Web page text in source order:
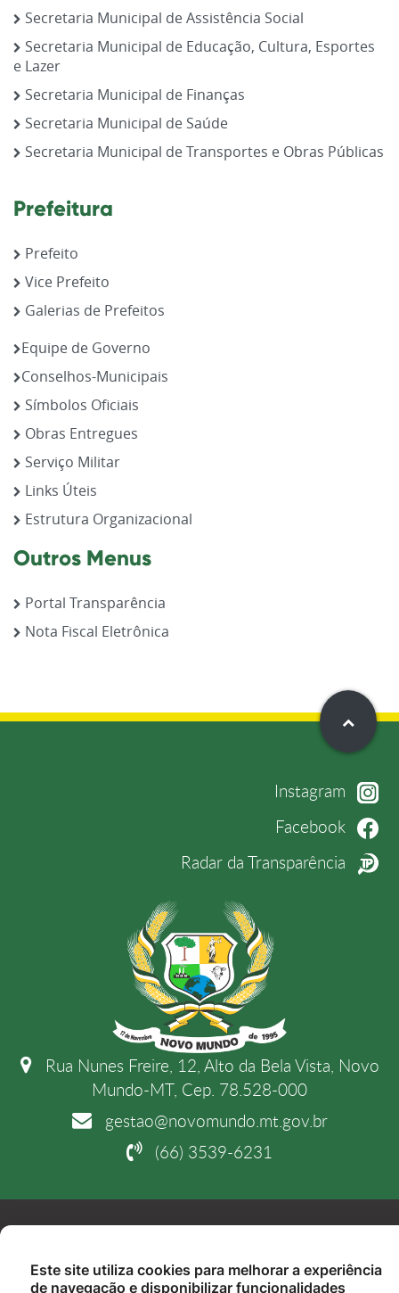
Secretaria Municipal de Assistência Social
Secretaria Municipal de Educação, Cultura, Esportes
e Lazer
Secretaria Municipal de Finanças
Secretaria Municipal de Saúde
Secretaria Municipal de Transportes e Obras Públicas
Prefeitura
Prefeito
Vice Prefeito
Galerias de Prefeitos
Equipe de Governo
Conselhos-Municipais
Símbolos Oficiais
Obras Entregues
Serviço Militar
Links Úteis
Estrutura Organizacional
Outros Menus
Portal Transparência
Nota Fiscal Eletrônica
Instagram
Facebook
Radar da Transparência
Rua Nunes Freire, 12, Alto da Bela Vista, Novo
Mundo-MT, Cep. 78.528-000
gestao@novomundo.mt.gov.br
(66) 3539-6231
Este site utiliza cookies para melhorar a experiência
de navegação e disponibilizar funcionalidades